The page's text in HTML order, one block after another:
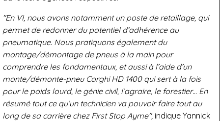
"En VI, nous avons notamment un poste de retaillage, qui
permet de redonner du potentiel d’adhérence au
pneumatique. Nous pratiquons également du
montage/démontage de pneus à la main pour
comprendre les fondamentaux, et aussi à l’aide d’un
monte/démonte-pneu Corghi HD 1400 qui sert à la fois
pour le poids lourd, le génie civil, l’agraire, le forestier… En
résumé tout ce qu’un technicien va pouvoir faire tout au
long de sa carrière chez First Stop Ayme", indique Yannick